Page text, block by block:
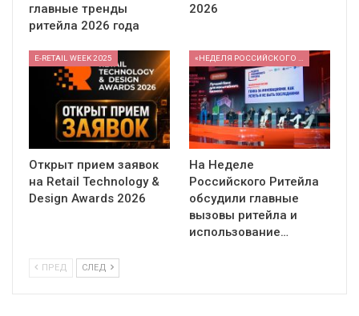
главные тренды
ритейла 2026 года
2026
E-RETAIL WEEK 2025
Открыт прием заявок
на Retail Technology &
Design Awards 2026
На Неделе
Российского Ритейла
обсудили главные
вызовы ритейла и
использование…
ПРЕД СЛЕД